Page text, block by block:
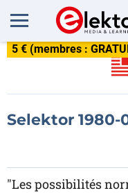
5 € (membres :
Selektor 1980-
"Les possibilités